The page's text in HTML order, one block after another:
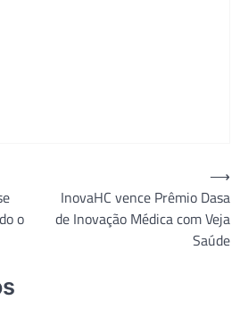
o
InovaHC vence Prêmio Dasa
de Inovação Médica com Veja
Saúde
⟶